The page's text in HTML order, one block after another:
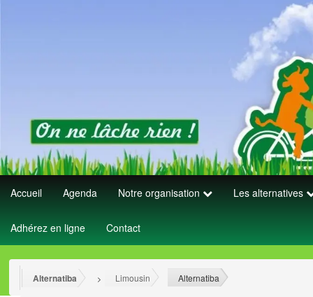
Accueil Agenda Notre organisation Les alternatives
Adhérez en ligne Contact
Alternatiba > Limousin Alternatiba